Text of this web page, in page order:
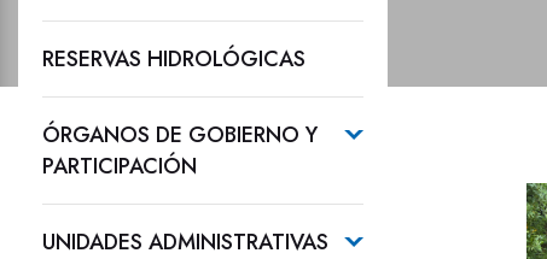
RESERVAS HIDROLÓGICAS
ÓRGANOS DE GOBIERNO Y
PARTICIPACIÓN
UNIDADES ADMINISTRATIVAS